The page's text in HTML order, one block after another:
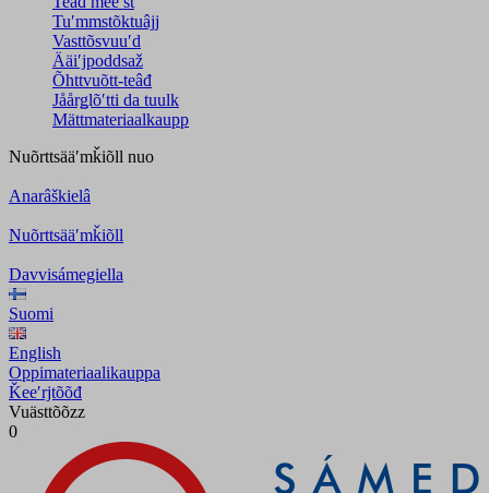
Tuʹmmstõktuâjj
Vasttõsvuuʹd
Ääiʹjpoddsaž
Õhttvuõtt-teâđ
Jåårǥlõʹtti da tuulk
Mättmateriaalkaupp
Nuõrttsääʹmǩiõll nuo
Anarâškielâ
Nuõrttsääʹmǩiõll
Davvisámegiella
Suomi
English
Oppimateriaalikauppa
Ǩeeʹrjtõõđ
Vuästtõõzz
0